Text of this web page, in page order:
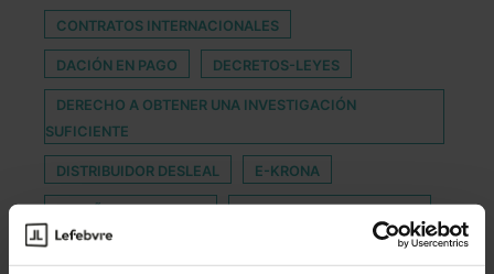
CONTRATOS INTERNACIONALES
DACIÓN EN PAGO DECRETOS-LEYES
DERECHO A OBTENER UNA INVESTIGACIÓN
SUFICIENTE
DISTRIBUIDOR DESLEAL E-KRONA
FORO JUSTICIA Y DISCAPACIDAD